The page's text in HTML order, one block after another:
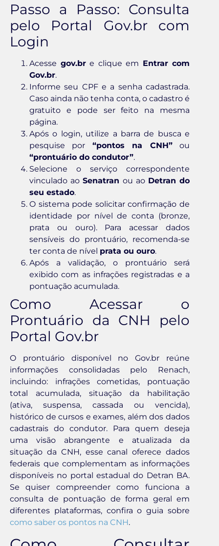
Passo a Passo: Consulta
pelo Portal Gov.br com
Login
Acesse gov.bre clique em Entrar com
Gov.br.
Informe seu CPF e a senha cadastrada.
Caso ainda não tenha conta, o cadastro é
gratuito e pode ser feito na mesma
página.
Após o login, utilize a barra de busca e
pesquise por “pontos na CNH”ou
“prontuário do condutor”.
Selecione o serviço correspondente
vinculado aoSenatran ou ao Detran do
seu estado.
O sistema pode solicitar confirmação de
identidade por nível de conta (bronze,
prata ou ouro). Para acessar dados
sensíveis do prontuário, recomenda-se
ter conta de nível prata ou ouro.
Após a validação, o prontuário será
exibido com as infrações registradas e a
pontuação acumulada.
Como Acessar o
Prontuário da CNH pelo
Portal Gov.br
O prontuário disponível no Gov.br reúne
informações consolidadas pelo Renach,
incluindo: infrações cometidas, pontuação
total acumulada, situação da habilitação
(ativa, suspensa, cassada ou vencida),
histórico de cursos e exames, além dos dados
cadastrais do condutor. Para quem deseja
uma visão abrangente e atualizada da
situação da CNH, esse canal oferece dados
federais que complementam as informações
disponíveis no portal estadual do Detran BA.
Se quiser compreender como funciona a
consulta de pontuação de forma geral em
diferentes plataformas, confira o guia sobre
como saber os pontos na CNH.